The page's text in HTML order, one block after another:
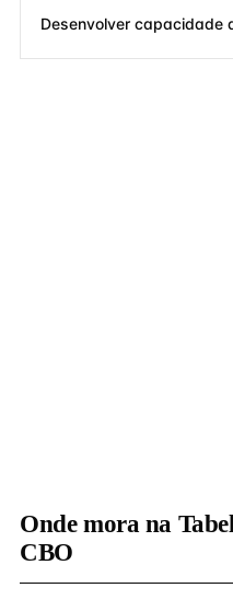
Desenvolver capacidade
Onde mora na
CBO